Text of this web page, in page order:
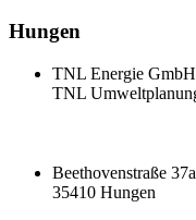
Hungen
TNL Energie GmbH
TNL
Beethovenstraße 37a
35410 Hungen